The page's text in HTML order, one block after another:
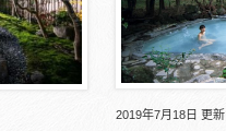
2019年7月18日 更新